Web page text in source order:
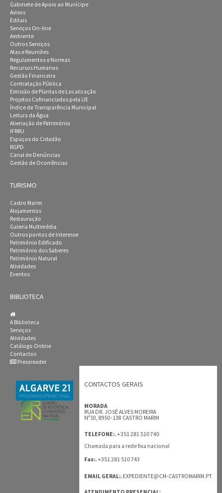
Gabinete de Apoio ao Munícipe
Avisos
Editais
Serviços On-line
Ambiente
Outros Serviços
Atas e Reuniões
Regulamentos e Normas
Recursos Humanos
Gestão Financeira
Contratação Pública
Emissão de Plantas de Localização
Projetos Cofinanciados pela UE
Índice de Transparência Municipal
Leitura da Água
Alienação de Património
IFRRU
Espaços do Cidadão
RGPD
Canal de Denúncias
Gestão de Ocorrências
TURISMO
Castro Marim
Alojamentos
Restauração
Galeria Multimédia
Outros pontos de Interesse
Património Edificado
Património dos Saberes
Património Natural
Atividades
Eventos
BIBLIOTECA
A Biblioteca
Serviços
Atividades
Catálogo Online
Contactos
Pressreader
CONTACTOS GERAIS
MORADA
RUA DR. JOSÉ ALVES MOREIRA
Nº10, 8950-138 CASTRO MARIM
TELEFONE:.+351 281 510 740
Chamada para a rede fixa nacional
Fax:.+351 281 510 743
EMAIL GERAL:. EXPEDIENTE@CM-CASTROMARIM.PT